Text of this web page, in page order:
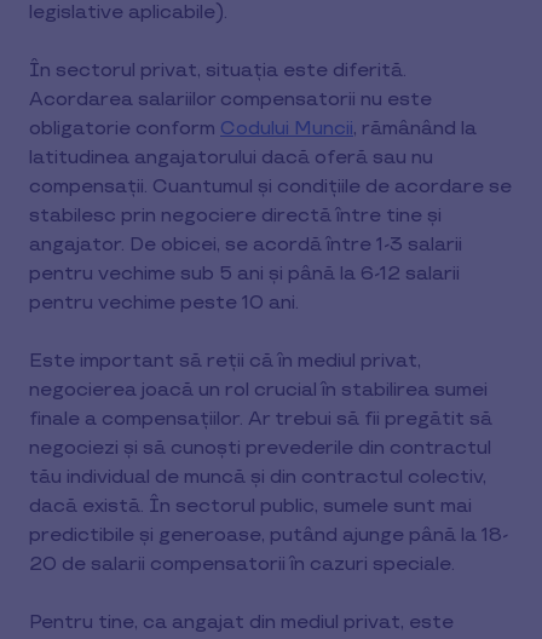
legislative aplicabile).
În sectorul privat, situația este diferită.
Acordarea salariilor compensatorii nu este
obligatorie conform Codului Muncii, rămânând la
latitudinea angajatorului dacă oferă sau nu
compensații. Cuantumul și condițiile de acordare se
stabilesc prin negociere directă între tine și
angajator. De obicei, se acordă între 1-3 salarii
pentru vechime sub 5 ani și până la 6-12 salarii
pentru vechime peste 10 ani.
Este important să reții că în mediul privat,
negocierea joacă un rol crucial în stabilirea sumei
finale a compensațiilor. Ar trebui să fii pregătit să
negociezi și să cunoști prevederile din contractul
tău individual de muncă și din contractul colectiv,
dacă există. În sectorul public, sumele sunt mai
predictibile și generoase, putând ajunge până la 18-
20 de salarii compensatorii în cazuri speciale.
Pentru tine, ca angajat din mediul privat, este